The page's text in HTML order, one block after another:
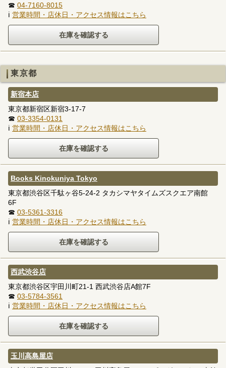
☎ 04-7160-8015
ℹ 営業時間・店休日・アクセス情報はこちら
東京都
新宿本店
東京都新宿区新宿3-17-7
☎ 03-3354-0131
ℹ 営業時間・店休日・アクセス情報はこちら
Books Kinokuniya Tokyo
東京都渋谷区千駄ヶ谷5-24-2 タカシマヤタイムズスクエア南館
6F
☎ 03-5361-3316
ℹ 営業時間・店休日・アクセス情報はこちら
西武渋谷店
東京都渋谷区宇田川町21-1 西武渋谷店A館7F
☎ 03-5784-3561
ℹ 営業時間・店休日・アクセス情報はこちら
玉川高島屋店